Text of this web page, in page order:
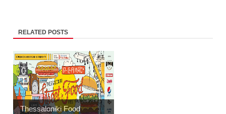
RELATED POSTS
Thessaloniki Food